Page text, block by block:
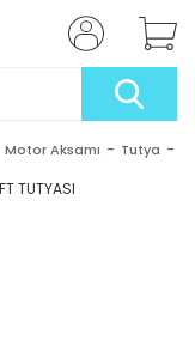
Motor Aksamı Tutya